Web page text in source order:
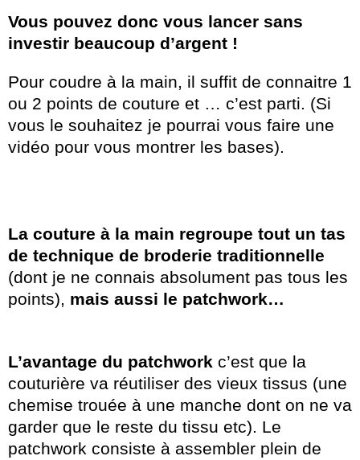
Vous pouvez donc vous lancer sans
investir beaucoup d’argent !
Pour coudre à la main, il suffit de connaitre 1
ou 2 points de couture et … c’est parti. (Si
vous le souhaitez je pourrai vous faire une
vidéo pour vous montrer les bases).
La couture à la main regroupe tout un tas
de technique de broderie traditionnelle
(dont je ne connais absolument pas tous les
points), mais aussi le patchwork…
L’avantage du patchwork c’est que la
couturière va réutiliser des vieux tissus (une
chemise trouée à une manche dont on ne va
garder que le reste du tissu etc). Le
patchwork consiste à assembler plein de